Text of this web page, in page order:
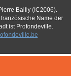
Bailly (IC2006).
Name der
ist Profondeville.